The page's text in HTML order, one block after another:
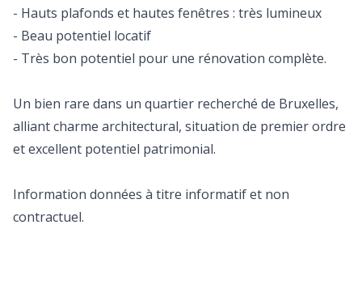
- Hauts plafonds et hautes fenêtres : très lumineux
- Beau potentiel locatif
- Très bon potentiel pour une rénovation complète.
Un bien rare dans un quartier recherché de Bruxelles,
alliant charme architectural, situation de premier ordre
et excellent potentiel patrimonial.
Information données à titre informatif et non
contractuel.